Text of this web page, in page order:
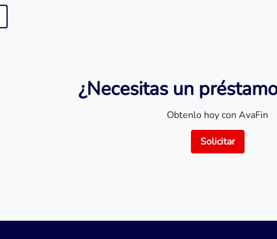
¿Necesitas un
Obtenlo hoy con AvaFin
Solicitar